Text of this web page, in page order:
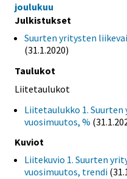
joulukuu
Julkistukset
Suurten yritysten
(31.1.2020)
Taulukot
Liitetaulukot
Liitetaulukko 1.
vuosimuutos, %
Kuviot
Liitekuvio 1. Suurten
vuosimuutos, trendi